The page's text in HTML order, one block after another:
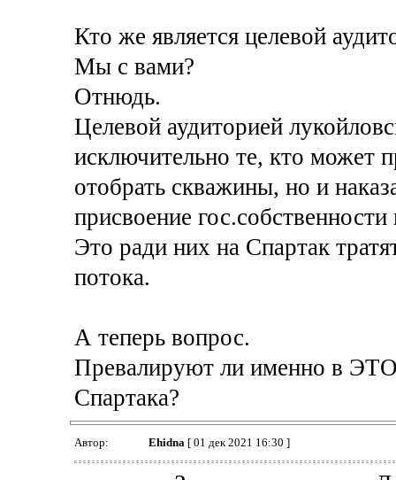
Кто же является целевой
Мы с вами?
Отнюдь.
Целевой аудиторией
исключительно те, кто может
отобрать скважины, но и
присвоение
Это ради них на Спартак
потока.
А теперь вопрос.
Превалируют ли именно в
Спартака?
Автор: Ehidna [ 01 дек 2021 16:30 ]